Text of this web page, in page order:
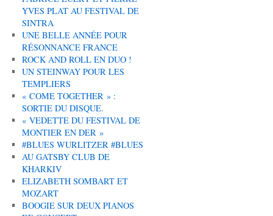
YVES PLAT AU FESTIVAL DE
SINTRA
UNE BELLE ANNÉE POUR
RÉSONNANCE FRANCE
ROCK AND ROLL EN DUO !
UN STEINWAY POUR LES
TEMPLIERS
« COME TOGETHER » :
SORTIE DU DISQUE.
« VEDETTE DU FESTIVAL DE
MONTIER EN DER »
#BLUES WURLITZER #BLUES
AU GATSBY CLUB DE
KHARKIV
ELIZABETH SOMBART ET
MOZART
BOOGIE SUR DEUX PIANOS